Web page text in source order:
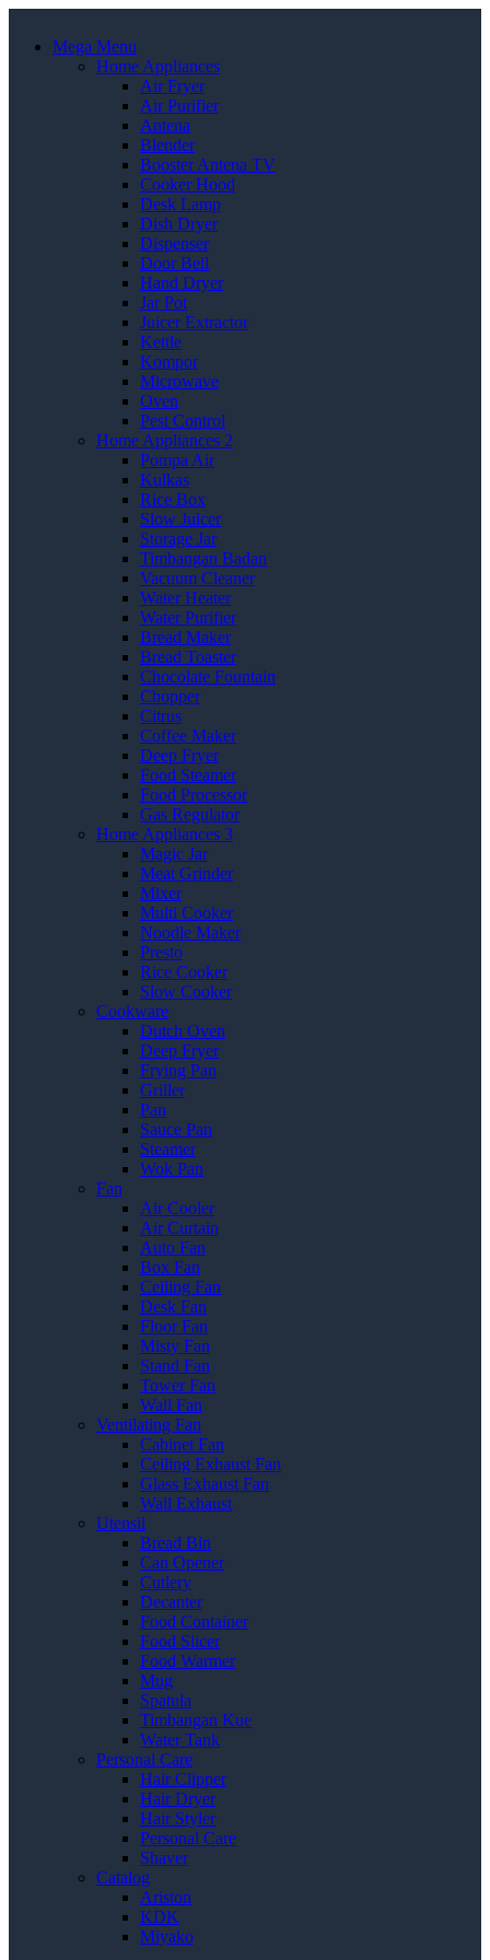
Mega Menu
Home Appliances
Air Fryer
Air Purifier
Antena
Blender
Booster Antena TV
Cooker Hood
Desk Lamp
Dish Dryer
Dispenser
Door Bell
Hand Dryer
Jar Pot
Juicer Extractor
Kettle
Kompor
Microwave
Oven
Pest Control
Home Appliances 2
Pompa Air
Kulkas
Rice Box
Slow Juicer
Storage Jar
Timbangan Badan
Vacuum Cleaner
Water Heater
Water Purifier
Bread Maker
Bread Toaster
Chocolate Fountain
Chopper
Citrus
Coffee Maker
Deep Fryer
Food Steamer
Food Processor
Gas Regulator
Home Appliances 3
Magic Jar
Meat Grinder
Mixer
Multi Cooker
Noodle Maker
Presto
Rice Cooker
Slow Cooker
Cookware
Dutch Oven
Deep Fryer
Frying Pan
Griller
Pan
Sauce Pan
Steamer
Wok Pan
Fan
Air Cooler
Air Curtain
Auto Fan
Box Fan
Ceiling Fan
Desk Fan
Floor Fan
Misty Fan
Stand Fan
Tower Fan
Wall Fan
Ventilating Fan
Cabinet Fan
Ceiling Exhaust Fan
Glass Exhaust Fan
Wall Exhaust
Utensil
Bread Bin
Can Opener
Cutlery
Decanter
Food Container
Food Slicer
Food Warmer
Mug
Spatula
Timbangan Kue
Water Tank
Personal Care
Hair Clipper
Hair Dryer
Hair Styler
Personal Care
Shaver
Catalog
Ariston
KDK
Miyako